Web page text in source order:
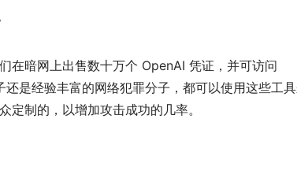
在暗网上出售数十万个 OpenAI 凭证，并可访问
是经验丰富的网络犯罪分子，都可以使用这些工
制的，以增加攻击成功的几率。